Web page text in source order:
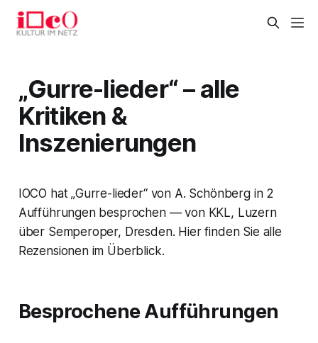
„Gurre-lieder“ – alle
Kritiken &
Inszenierungen
IOCO hat „Gurre-lieder“ von A. Schönberg in 2
Aufführungen besprochen — von KKL, Luzern
über Semperoper, Dresden. Hier finden Sie alle
Rezensionen im Überblick.
Besprochene Aufführungen